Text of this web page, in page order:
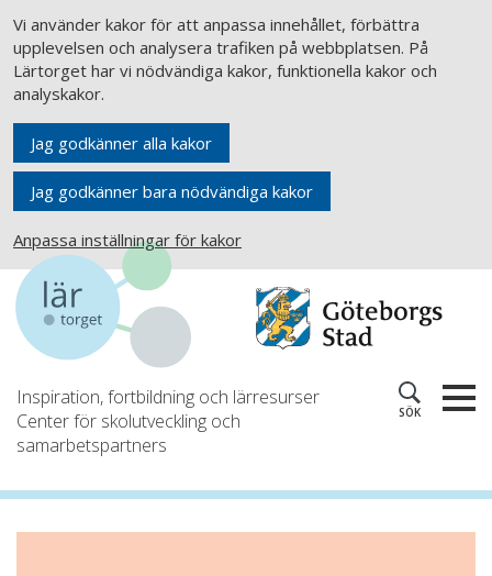
Vi använder kakor för att anpassa innehållet, förbättra
upplevelsen och analysera trafiken på webbplatsen. På
Lärtorget har vi nödvändiga kakor, funktionella kakor och
analyskakor.
Jag godkänner alla kakor
Jag godkänner bara nödvändiga kakor
Anpassa inställningar för kakor
Inspiration, fortbildning och lärresurser
Center för skolutveckling och
samarbetspartners
SÖK